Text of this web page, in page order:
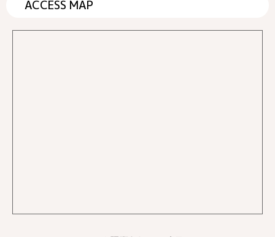
ACCESS MAP